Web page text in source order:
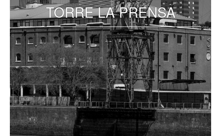
TORRE LA PRENSA